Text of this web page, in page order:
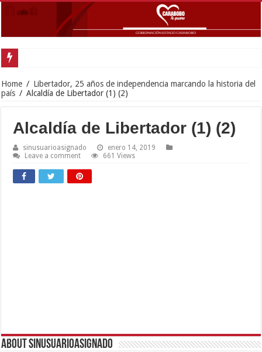
Home / Libertador, 25 años de independencia marcando la historia del
país / Alcaldía de Libertador (1) (2)
Alcaldía de Libertador (1) (2)
sinusuarioasignado
enero 14, 2019
Leave a comment
661 Views
About sinusuarioasignado